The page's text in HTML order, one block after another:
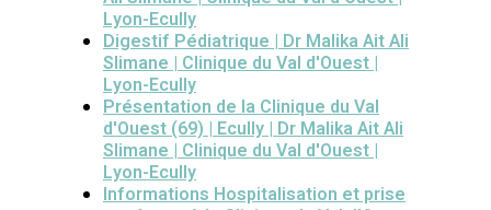
Lyon-Ecully
Digestif Pédiatrique | Dr Malika Ait Ali
Slimane | Clinique du Val d'Ouest |
Lyon-Ecully
Présentation de la Clinique du Val
d'Ouest (69) | Ecully | Dr Malika Ait Ali
Slimane | Clinique du Val d'Ouest |
Lyon-Ecully
Informations Hospitalisation et prise